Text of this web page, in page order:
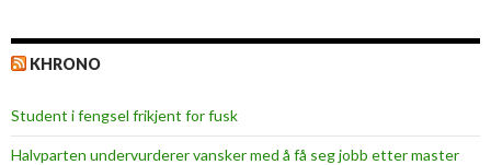
KHRONO
Student i fengsel frikjent for fusk
Halvparten undervurderer vansker med å få seg jobb etter master